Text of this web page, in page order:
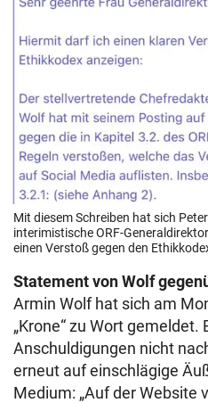
Mit diesem Schreiben hat sich
interimistische ORF-
einen Verstoß gegen den
Statement von Wolf
Armin Wolf hat sich am
„Krone“ zu Wort
Anschuldigungen nicht
erneut auf einschlägige
Medium: „Auf der Website